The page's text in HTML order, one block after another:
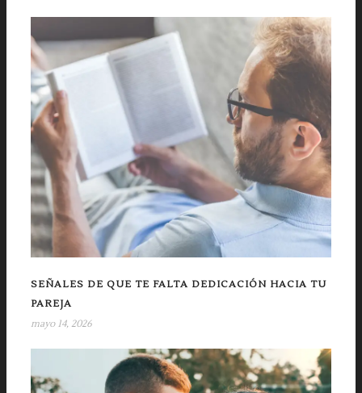
SEÑALES DE QUE TE FALTA DEDICACIÓN HACIA TU
PAREJA
mayo 14, 2026